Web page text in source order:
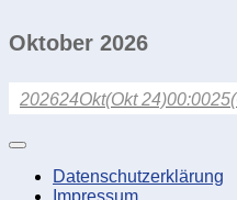
Oktober 2026
202624Okt(Okt 24)00:0025
Datenschutzerklärung